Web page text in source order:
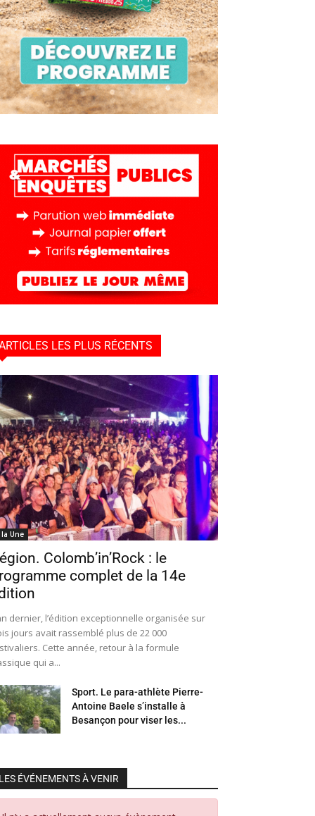
LES PLUS RÉCENTS
la Une
Colomb’in’Rock : le
complet de la 14e
dernier, l’édition exceptionnelle organisée sur
jours avait rassemblé plus de 22 000
Cette année, retour à la formule
qui a...
Sport. Le para-athlète Pierre-
Antoine Baele s’installe à
Besançon pour viser les...
LES ÉVÉNEMENTS À VENIR